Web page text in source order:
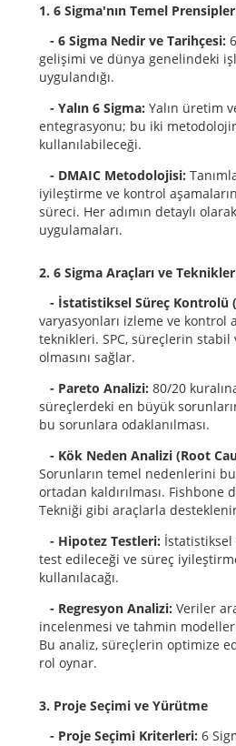
1. 6 Sigma'nın Temel
- 6 Sigma Nedir ve Tarihçesi:
gelişimi ve dünya genelindeki
uygulandığı.
- Yalın 6 Sigma: Yalın üretim
entegrasyonu; bu iki
kullanılabileceği.
- DMAIC Metodolojisi:
iyileştirme ve kontrol
süreci. Her adımın detaylı
uygulamaları.
2. 6 Sigma Araçları ve
- İstatistiksel Süreç Kontrolü
varyasyonları izleme ve kontrol
teknikleri. SPC, süreçlerin
olmasını sağlar.
- Pareto Analizi: 80/20
süreçlerdeki en büyük
bu sorunlara odaklanılması.
- Kök Neden Analizi (Root
Sorunların temel nedenlerini
ortadan kaldırılması. Fishbone
Tekniği gibi araçlarla
- Hipotez Testleri: İstatistiksel
test edileceği ve süreç
kullanılacağı.
- Regresyon Analizi: Veriler
incelenmesi ve tahmin
Bu analiz, süreçlerin optimize
rol oynar.
3. Proje Seçimi ve Yürütme
- Proje Seçimi Kriterleri: 6